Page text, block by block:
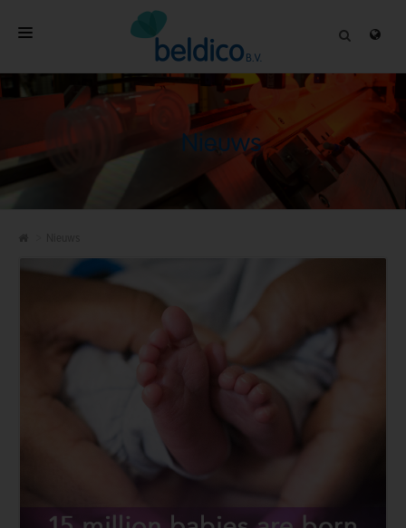
HOME
PROFESSIONELE PRODUCTEN
Nieuws